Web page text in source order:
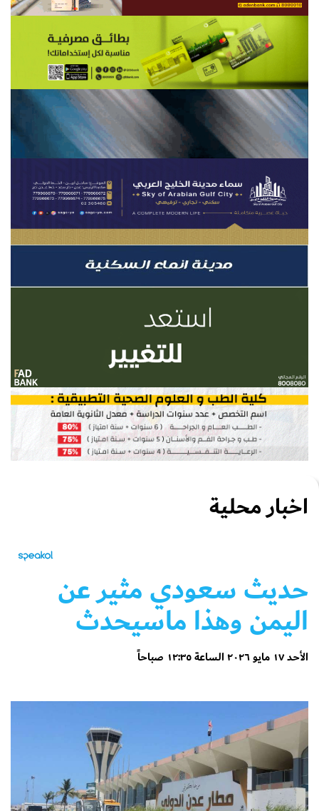
اخبار محلية
حديث سعودي مثير عن
اليمن وهذا ماسيحدث
الأحد ١٧ مايو ٢٠٢٦ الساعة ١٢:٣٥ صباحاً